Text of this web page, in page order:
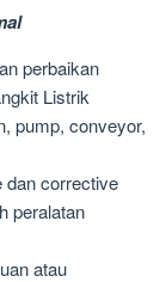
perbaikan
Listrik
pump, conveyor,
dan corrective
peralatan
atau